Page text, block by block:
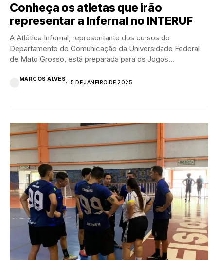
Conheça os atletas que irão
representar a Infernal no INTERUF
A Atlética Infernal, representante dos cursos do
Departamento de Comunicação da Universidade Federal
de Mato Grosso, está preparada para os Jogos
MARCOS ALVES
5 DE JANEIRO DE 2025